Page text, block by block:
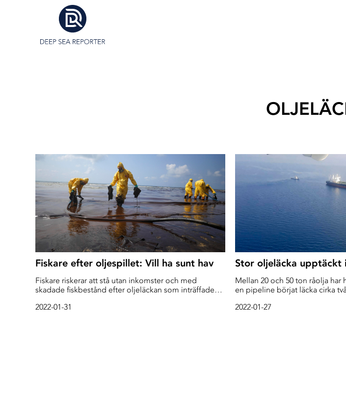
Fiskare efter oljespillet: Vill ha sunt hav
Fiskare riskerar att stå utan inkomster och med
skadade fiskbestånd efter oljeläckan som inträffade
2022-01-31
Stor oljeläcka upptäckt
Mellan 20 och 50 ton råolja har
en pipeline börjat läcka cirka
2022-01-27